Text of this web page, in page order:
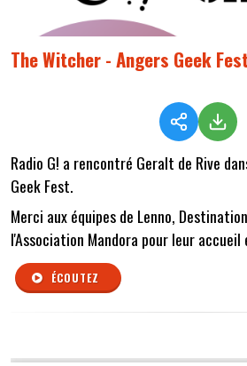
The Witcher - Angers Geek
Radio G! a rencontré Geralt de Rive
Geek Fest.
Merci aux équipes de Lenno,
l'Association Mandora pour leur
ÉCOUTEZ